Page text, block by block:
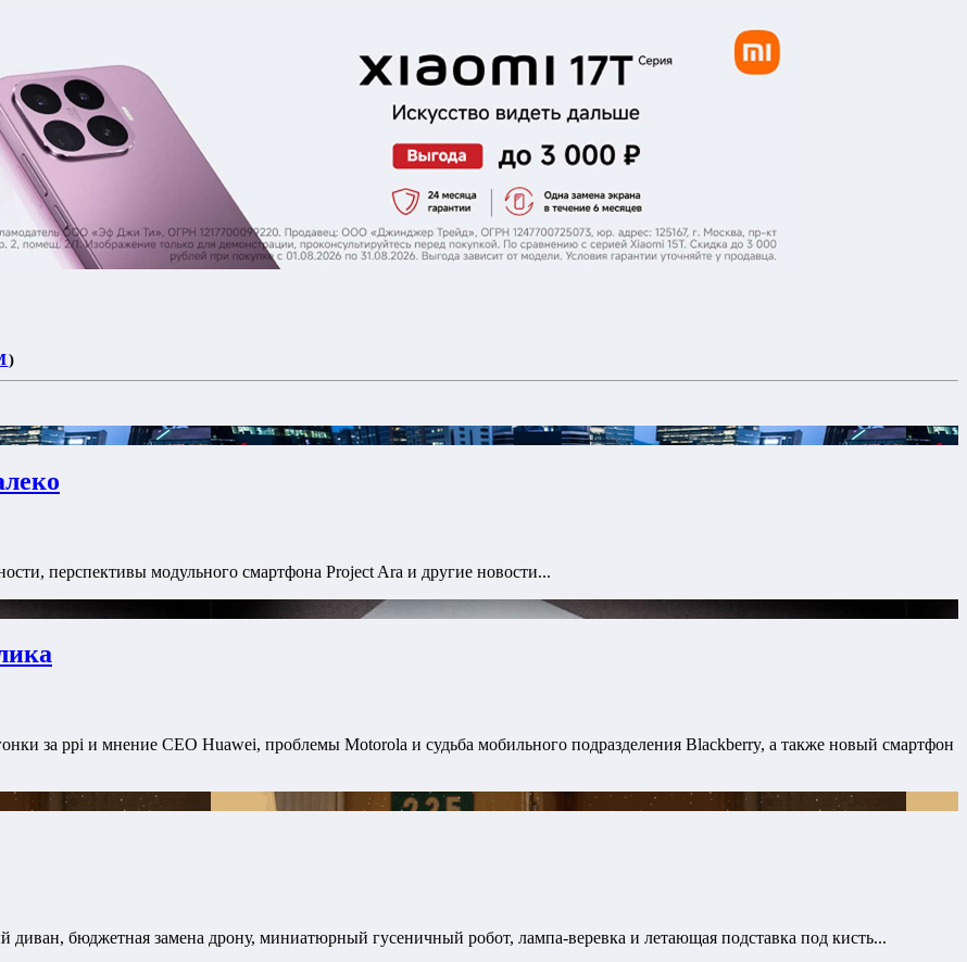
)
перспективы модульного смартфона Project Ara и другие новости...
за ppi и мнение CEO Huawei, проблемы Motorola и судьба мобильного подразделения Blackberry, а также новый смартфон
бюджетная замена дрону, миниатюрный гусеничный робот, лампа-веревка и летающая подставка под кисть...